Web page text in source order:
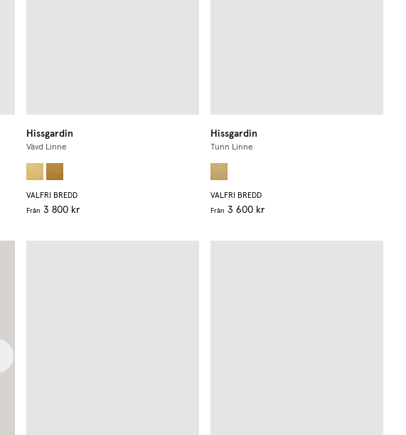
Hissgardin
Vävd Linne
VALFRI BREDD
Från 3 800 kr
Hissgardin
Tunn Linne
VALFRI BREDD
Från 3 600 kr
Next image